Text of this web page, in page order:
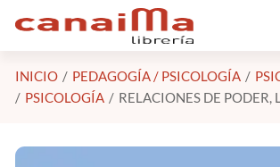
Saltar al contenido principal
INICIO PEDAGOGÍA / PSICOLOGÍA
PSICOLOGÍA
RELACIONES DE PODER,